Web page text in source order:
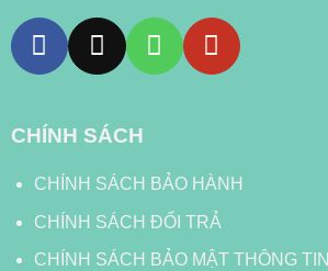
CHÍNH SÁCH
CHÍNH SÁCH BẢO HÀNH
CHÍNH SÁCH ĐỔI TRẢ
CHÍNH SÁCH BẢO MẬT THÔNG TIN